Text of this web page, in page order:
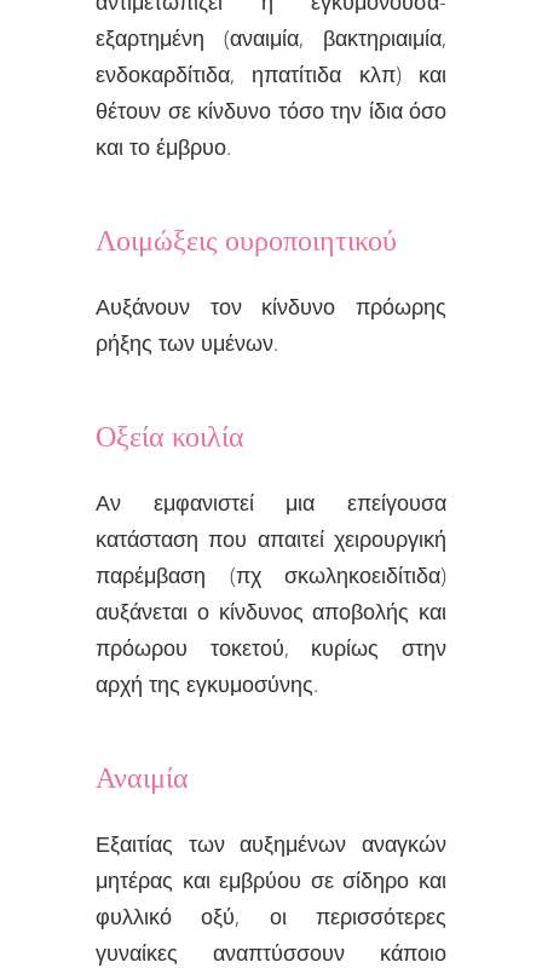
εξαρτημένη (αναιμία, βακτηριαιμία,
ενδοκαρδίτιδα, ηπατίτιδα κλπ) και
θέτουν σε κίνδυνο τόσο την ίδια όσο
και το έμβρυο.
Λοιμώξεις ουροποιητικού
Αυξάνουν τον κίνδυνο πρόωρης
ρήξης των υμένων.
Οξεία κοιλία
Αν εμφανιστεί μια επείγουσα
κατάσταση που απαιτεί χειρουργική
παρέμβαση (πχ σκωληκοειδίτιδα)
αυξάνεται ο κίνδυνος αποβολής και
πρόωρου τοκετού, κυρίως στην
αρχή της εγκυμοσύνης.
Αναιμία
Εξαιτίας των αυξημένων αναγκών
μητέρας και εμβρύου σε σίδηρο και
φυλλικό οξύ, οι περισσότερες
γυναίκες αναπτύσσουν κάποιο